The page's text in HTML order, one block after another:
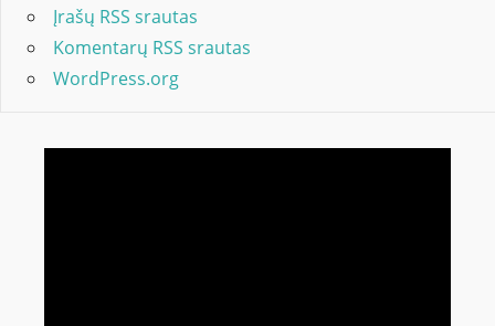
Įrašų RSS srautas
Komentarų RSS srautas
WordPress.org